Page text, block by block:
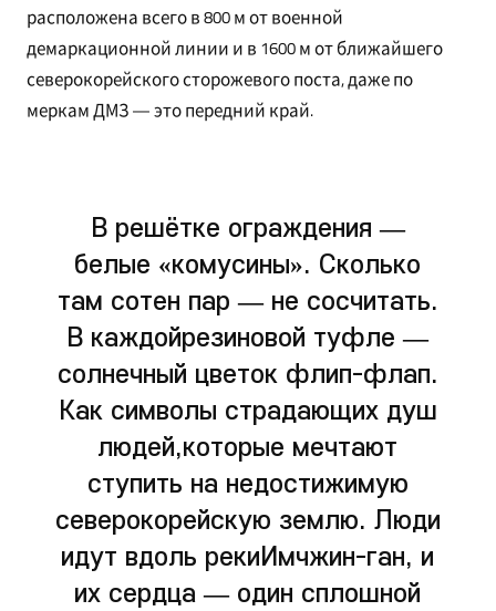
расположена всего в 800 м от военной
демаркационной линии и в 1600 м от ближайшего
северокорейского сторожевого поста, даже по
меркам ДМЗ — это передний край.
В решётке ограждения —
белые «комусины». Сколько
там сотен пар — не сосчитать.
В каждойрезиновой туфле —
солнечный цветок флип-флап.
Как символы страдающих душ
людей,которые мечтают
ступить на недостижимую
северокорейскую землю. Люди
идут вдоль рекиИмчжин-ган, и
их сердца — один сплошной